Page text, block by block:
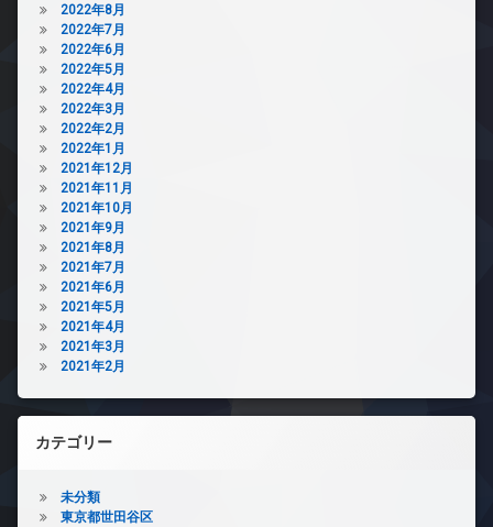
2022年8月
2022年7月
2022年6月
2022年5月
2022年4月
2022年3月
2022年2月
2022年1月
2021年12月
2021年11月
2021年10月
2021年9月
2021年8月
2021年7月
2021年6月
2021年5月
2021年4月
2021年3月
2021年2月
カテゴリー
未分類
東京都世田谷区